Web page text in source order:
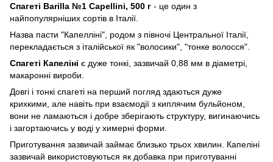
Спагеті Barilla №1 Capellini, 500 г - це один з
найпопулярніших сортів в Італії.
Назва пасти "Капелліні", родом з півночі Центральної Італії,
перекладається з італійської як "волосики", "тонке волосся".
Спагеті Капеліні є дуже тонкі, зазвичай 0,88 мм в діаметрі,
макаронні вироби.
Довгі і тонкі спагеті на перший погляд здаються дуже
крихкими, але навіть при взаємодії з киплячим бульйоном,
вони не ламаються і добре зберігають структуру, вигинаючись
і загортаючись у воді у химерні форми.
Приготування зазвичай займає близько трьох хвилин. Капеліні
зазвичай використовуються як добавка при приготуванні